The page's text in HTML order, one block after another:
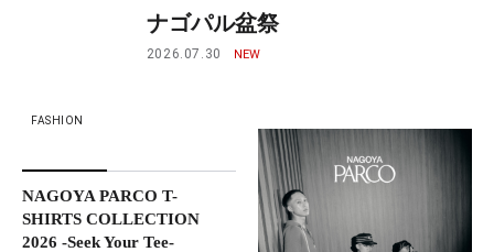
ナゴパル盆祭
2026.07.30
FASHION
NAGOYA PARCO T-
SHIRTS COLLECTION
2026 -Seek Your Tee-